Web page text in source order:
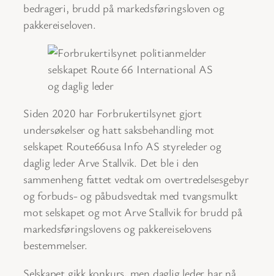
bedrageri, brudd på markedsføringsloven og
pakkereiseloven.
Siden 2020 har Forbrukertilsynet gjort
undersøkelser og hatt saksbehandling mot
selskapet Route66usa Info AS styreleder og
daglig leder Arve Stallvik. Det ble i den
sammenheng fattet vedtak om overtredelsesgebyr
og forbuds- og påbudsvedtak med tvangsmulkt
mot selskapet og mot Arve Stallvik for brudd på
markedsføringslovens og pakkereiselovens
bestemmelser.
Selskapet gikk konkurs, men daglig leder har nå